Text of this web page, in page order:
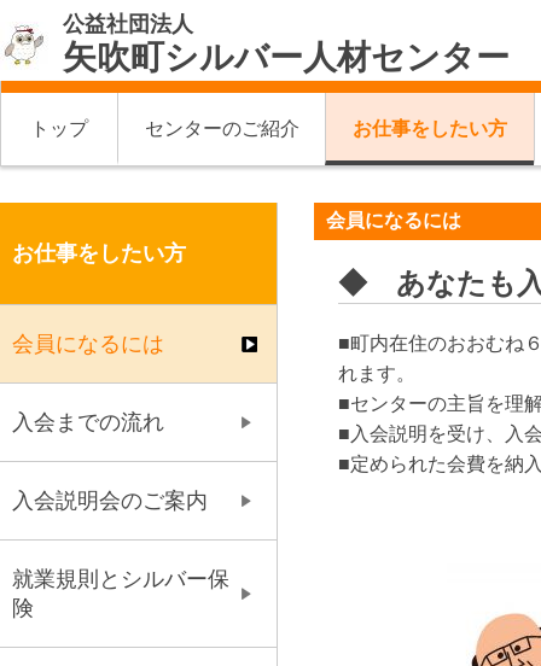
公益社団法人
矢吹町シルバー人材センター
トップ センターのご紹介 お仕事をしたい方
会員になるには
◆ あなたも入
■町内在住のおおむね
れます。
■センターの主旨を理
■入会説明を受け、入
■定められた会費を納
お仕事をしたい方
会員になるには
入会までの流れ
入会説明会のご案内
就業規則とシルバー保
険